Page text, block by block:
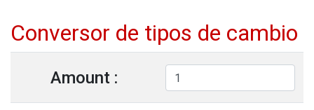
Conversor de tipos de cambio
Amount :